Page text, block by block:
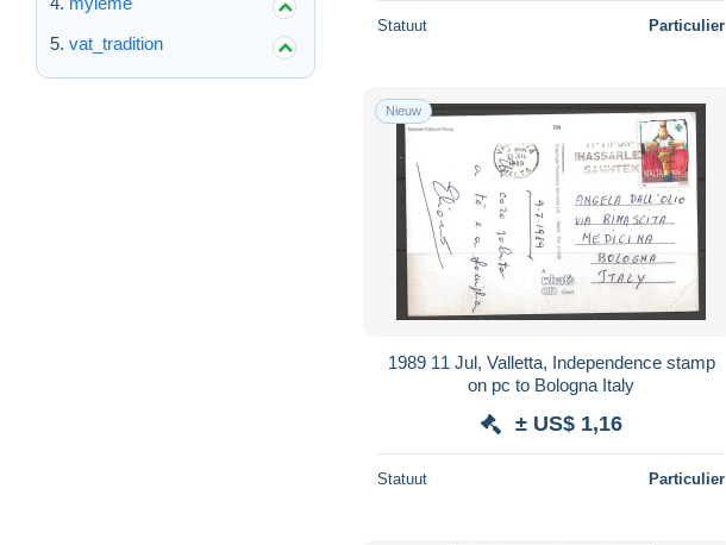
vat_tradition
Statuut Particulier
Nieuw
1989 11 Jul, Valletta, Independence stamp
on pc to Bologna Italy
± US$ 1,16
Statuut Particulier